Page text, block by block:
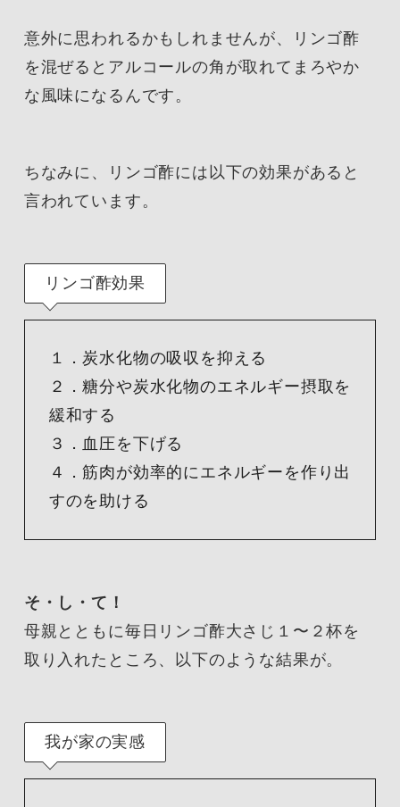
意外に思われるかもしれませんが、リンゴ酢
を混ぜるとアルコールの角が取れてまろやか
な風味になるんです。
ちなみに、リンゴ酢には以下の効果があると
言われています。
リンゴ酢効果
１．炭水化物の吸収を抑える
２．糖分や炭水化物のエネルギー摂取を
緩和する
３．血圧を下げる
４．筋肉が効率的にエネルギーを作り出
すのを助ける
そ・し・て！
母親とともに毎日リンゴ酢大さじ１〜２杯を
取り入れたところ、以下のような結果が。
我が家の実感